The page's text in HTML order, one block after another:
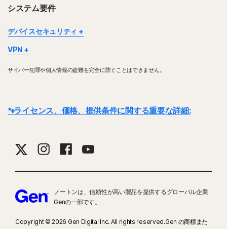
システム要件
デバイスセキュリティ
デバイスやプラットフォームによっては一部の機能が利用できない
ノートン ファミリー、ノートン保護者機能、ノートン クラウドバ
ARMチップを搭載したデバイスが含まれます。
Windows™ オペレーティングシステム
Microsoft Windows 10 (すべてのエディション)
の保護機能は、Windows 8 のスタート画面から起動するブ
ラウザではご利用いただけません。
応の Service Pack 1 (SP 1) 以降)
VPN
ノートン VPNは、Windows™パソコン、Mac®、iOSデバイス、
VPNは有効期間内は指定した数までのデバイスでご利用いただけま
Windows™オペレーティングシステム
除くすべてのバージョン）
Microsoft Windows 7 （32ビットおよび64ビット）SP 1
以降
Mac®オペレーティングシステム
サイバー犯罪や個人情報の盗難を完全に防ぐことはできません。
* ライセンス、価格、提供条件に関する重要な詳細:
契約には、当社 の販売条件と
す。お客様が前もってキャンセルしなかった場合、体験期間の終了時に請求
更新:請求が発生する前にライセンスの更新をキャンセルしなかった場合、
年ごとにまたは月ごとに請求されます。年ごとの請求の場合は、更新日の
ノートンは、信頼性が高い製品を提供するグローバル企業
Genの一部です。
Copyright © 2026 Gen Digital Inc. All rights reserved.Gen の商標また